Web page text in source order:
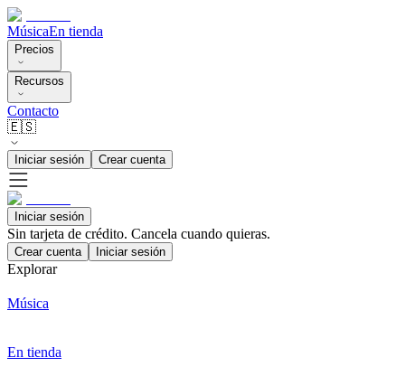
MúsicaEn tienda
Precios
Recursos
Contacto
🇪🇸
Iniciar sesión Crear cuenta
Iniciar sesión
Sin tarjeta de crédito. Cancela cuando quieras.
Crear cuenta Iniciar sesión
Explorar
Música
En tienda